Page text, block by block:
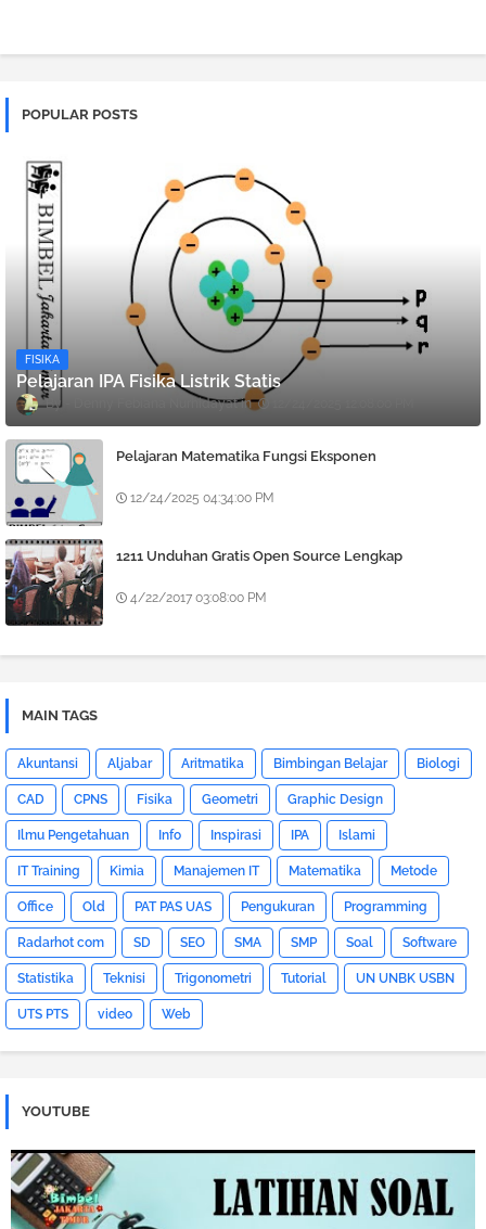
POPULAR POSTS
FISIKA
Pelajaran IPA Fisika Listrik Statis
Denny Febiana Nurhidayat
Pelajaran Matematika Fungsi Eksponen
12/24/2025 04:34:00 PM
1211 Unduhan Gratis Open Source Lengkap
4/22/2017 03:08:00 PM
MAIN TAGS
Akuntansi Aljabar Aritmatika Bimbingan Belajar Biologi
CAD CPNS Fisika Geometri Graphic Design
Ilmu Pengetahuan Info Inspirasi IPA Islami
IT Training Kimia Manajemen IT Matematika Metode
Office Old PAT PAS UAS Pengukuran Programming
Radarhot com SD SEO SMA SMP Soal Software
Statistika Teknisi Trigonometri Tutorial UN UNBK USBN
UTS PTS video Web
YOUTUBE